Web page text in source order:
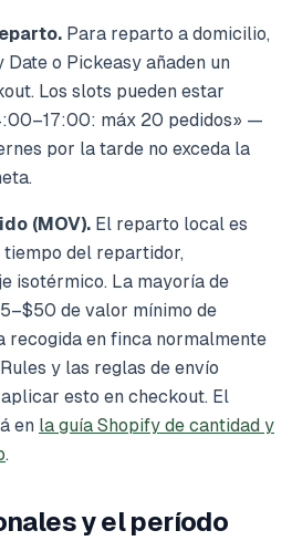
Para reparto a domicilio,
o Pickeasy añaden un
Los slots pueden estar
máx 20 pedidos» —
por la tarde no exceda la
(MOV). El reparto local es
del repartidor,
isotérmico. La mayoría de
de valor mínimo de
recogida en finca normalmente
y las reglas de envío
esto en checkout. El
en la guía Shopify de cantidad y
.
y el período